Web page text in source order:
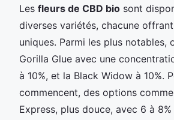
Les fleurs de CBD bio sont
diverses variétés, chacune
uniques. Parmi les plus notables,
Gorilla Glue avec une
à 10%, et la Black Widow à 10%.
commencent, des options
Express, plus douce, avec 6 à